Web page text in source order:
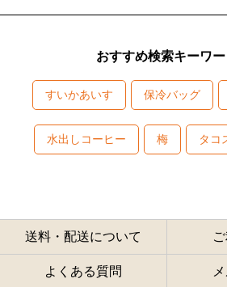
おすすめ検索キーワー
すいかあいす 保冷バッグ
水出しコーヒー 梅 タコ
送料・配送について
よくある質問